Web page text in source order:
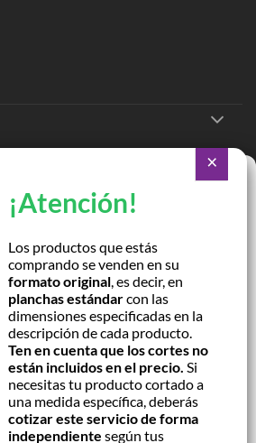
utilizamos tecnologías como las cookies
la información del dispositivo. El consentimiento
procesar datos como el comportamiento de
únicas en este sitio. No consentir o retirar el
negativamente a ciertas características y
ACEPTAR
DENEGAR
PREFERENCIAS
Normal, Región Metropolitana
Región Bío Bío
Los productos que estás
comprando se venden en su
formato original, es decir, en
planchas estándarcon las
dimensiones especificadas en la
descripción de cada producto.
Ten en cuenta que los cortes no
están incluidos en el precio. Si
necesitas tu producto cortado a
una medida específica, deberás
cotizar este servicio de forma
independiente según tus